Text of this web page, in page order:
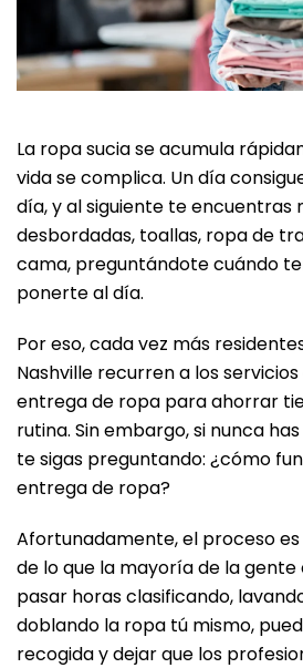
La ropa sucia se acumula
vida se complica. Un día
día, y al siguiente te encuentras
desbordadas, toallas, ropa de
cama, preguntándote cuándo
ponerte al día.
Por eso, cada vez más
Nashville recurren a los
entrega de ropa para ahorrar
rutina. Sin embargo, si nunca
te sigas preguntando: ¿cómo
entrega de ropa?
Afortunadamente, el proceso
de lo que la mayoría de la gente
pasar horas clasificando,
doblando la ropa tú mismo,
recogida y dejar que los